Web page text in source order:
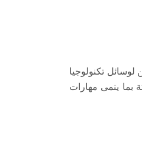
لوسائل تكنولوجيا
بما ينمى مهارات